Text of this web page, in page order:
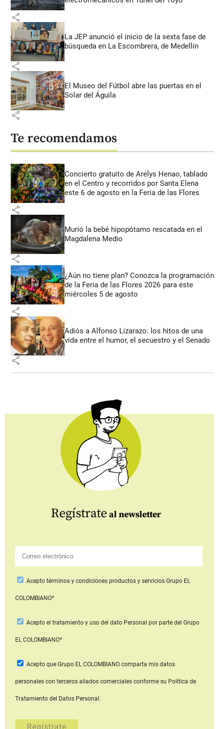
share
La JEP anunció el inicio de la sexta fase de
búsqueda en La Escombrera, de Medellín
share
El Museo del Fútbol abre las puertas en el
Solar del Águila
share
Te recomendamos
Concierto gratuito de Arelys Henao, tablado
en el Centro y recorridos por Santa Elena
este 6 de agosto en la Feria de las Flores
share
Murió la bebé hipopótamo rescatada en el
Magdalena Medio
share
¿Aún no tiene plan? Conozca la programación
de la Feria de las Flores 2026 para este
miércoles 5 de agosto
share
Adiós a Alfonso Lizarazo: los hitos de una
vida entre el humor, el secuestro y el Senado
share
Regístrate al newsletter
Aceptotérminos y condiciones productos y serviciosGrupo EL
COLOMBIANO*
Acepto el tratamiento y uso del dato Personal por parte del Grupo
EL COLOMBIANO*
Acepto que Grupo EL COLOMBIANOcomparta mis datos
personales con terceros aliados comerciales conforme su Política de
Tratamiento del Datos Personal.